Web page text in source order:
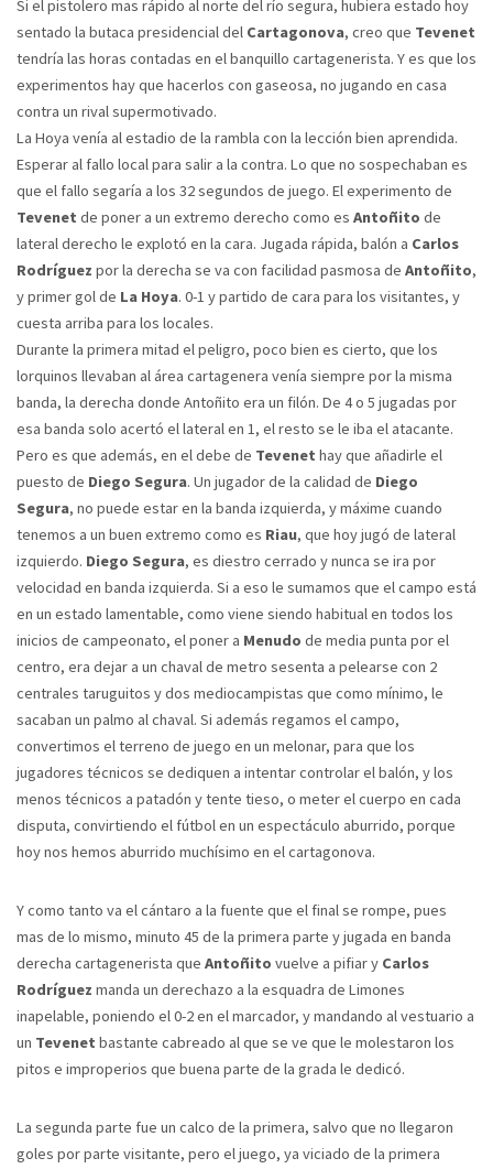
Si el pistolero mas rápido al norte del río segura, hubiera estado hoy
sentado la butaca presidencial del Cartagonova, creo que Tevenet
tendría las horas contadas en el banquillo cartagenerista. Y es que los
experimentos hay que hacerlos con gaseosa, no jugando en casa
contra un rival supermotivado.
La Hoya venía al estadio de la rambla con la lección bien aprendida.
Esperar al fallo local para salir a la contra. Lo que no sospechaban es
que el fallo segaría a los 32 segundos de juego. El experimento de
Tevenet de poner a un extremo derecho como es Antoñito de
lateral derecho le explotó en la cara. Jugada rápida, balón a Carlos
Rodríguez por la derecha se va con facilidad pasmosa de Antoñito,
y primer gol de La Hoya. 0-1 y partido de cara para los visitantes, y
cuesta arriba para los locales.
Durante la primera mitad el peligro, poco bien es cierto, que los
lorquinos llevaban al área cartagenera venía siempre por la misma
banda, la derecha donde Antoñito era un filón. De 4 o 5 jugadas por
esa banda solo acertó el lateral en 1, el resto se le iba el atacante.
Pero es que además, en el debe de Tevenet hay que añadirle el
puesto de Diego Segura. Un jugador de la calidad de Diego
Segura, no puede estar en la banda izquierda, y máxime cuando
tenemos a un buen extremo como es Riau, que hoy jugó de lateral
izquierdo. Diego Segura, es diestro cerrado y nunca se ira por
velocidad en banda izquierda. Si a eso le sumamos que el campo está
en un estado lamentable, como viene siendo habitual en todos los
inicios de campeonato, el poner a Menudo de media punta por el
centro, era dejar a un chaval de metro sesenta a pelearse con 2
centrales taruguitos y dos mediocampistas que como mínimo, le
sacaban un palmo al chaval. Si además regamos el campo,
convertimos el terreno de juego en un melonar, para que los
jugadores técnicos se dediquen a intentar controlar el balón, y los
menos técnicos a patadón y tente tieso, o meter el cuerpo en cada
disputa, convirtiendo el fútbol en un espectáculo aburrido, porque
hoy nos hemos aburrido muchísimo en el cartagonova.
Y como tanto va el cántaro a la fuente que el final se rompe, pues
mas de lo mismo, minuto 45 de la primera parte y jugada en banda
derecha cartagenerista que Antoñito vuelve a pifiar y Carlos
Rodríguez manda un derechazo a la esquadra de Limones
inapelable, poniendo el 0-2 en el marcador, y mandando al vestuario a
un Tevenet bastante cabreado al que se ve que le molestaron los
pitos e improperios que buena parte de la grada le dedicó.
La segunda parte fue un calco de la primera, salvo que no llegaron
goles por parte visitante, pero el juego, ya viciado de la primera